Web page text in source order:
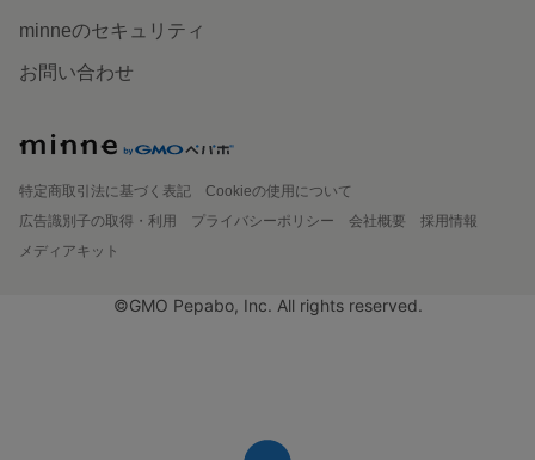
minneのセキュリティ
お問い合わせ
特定商取引法に基づく表記
Cookieの使用について
広告識別子の取得・利用
プライバシーポリシー 会社概要
採用情報
メディアキット
©GMO Pepabo, Inc. All rights reserved.